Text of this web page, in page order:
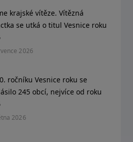
krajské vítěze. Vítězná
se utká o titul Vesnice roku
2026
ročníku Vesnice roku se
245 obcí, nejvíce od roku
2026